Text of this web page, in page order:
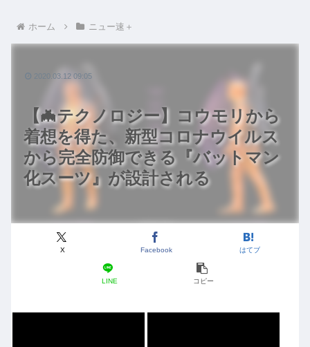
ホーム ニュー速＋
【🦇テクノロジー】コウモリから
着想を得た、新型コロナウイルス
から完全防御できる『バットマン
化スーツ』が設計される
X Facebook はてブ
LINE コピー
2020.03.12 09:05